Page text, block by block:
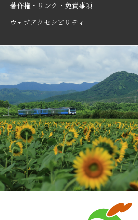
著作権・リンク・免責事項
ウェブアクセシビリティ